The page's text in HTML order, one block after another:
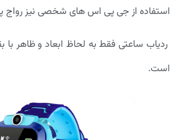
استفاده از جی پی اس های شخصی نیز رواج
ردیاب ساعتی فقط به لحاظ ابعاد و ظاهر
است.